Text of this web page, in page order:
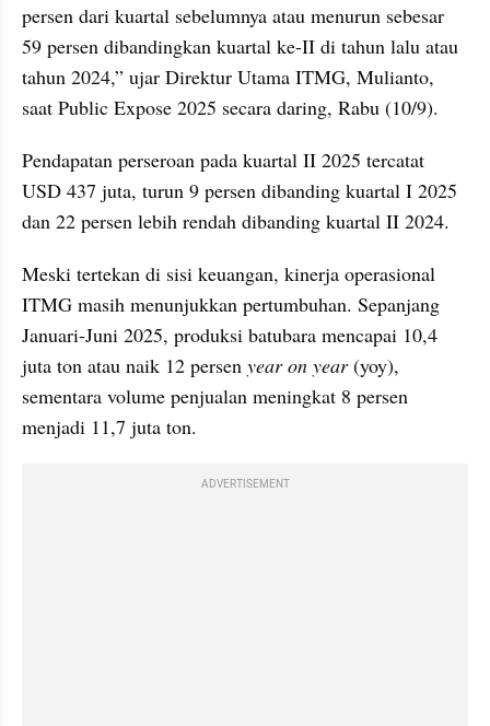
persen dari kuartal sebelumnya atau menurun sebesar
59 persen dibandingkan kuartal ke-II di tahun lalu atau
tahun 2024,” ujar Direktur Utama ITMG, Mulianto,
saat Public Expose 2025 secara daring, Rabu (10/9).
Pendapatan perseroan pada kuartal II 2025 tercatat
USD 437 juta, turun 9 persen dibanding kuartal I 2025
dan 22 persen lebih rendah dibanding kuartal II 2024.
Meski tertekan di sisi keuangan, kinerja operasional
ITMG masih menunjukkan pertumbuhan. Sepanjang
Januari-Juni 2025, produksi batubara mencapai 10,4
juta ton atau naik 12 persen year on year (yoy),
sementara volume penjualan meningkat 8 persen
menjadi 11,7 juta ton.
ADVERTISEMENT